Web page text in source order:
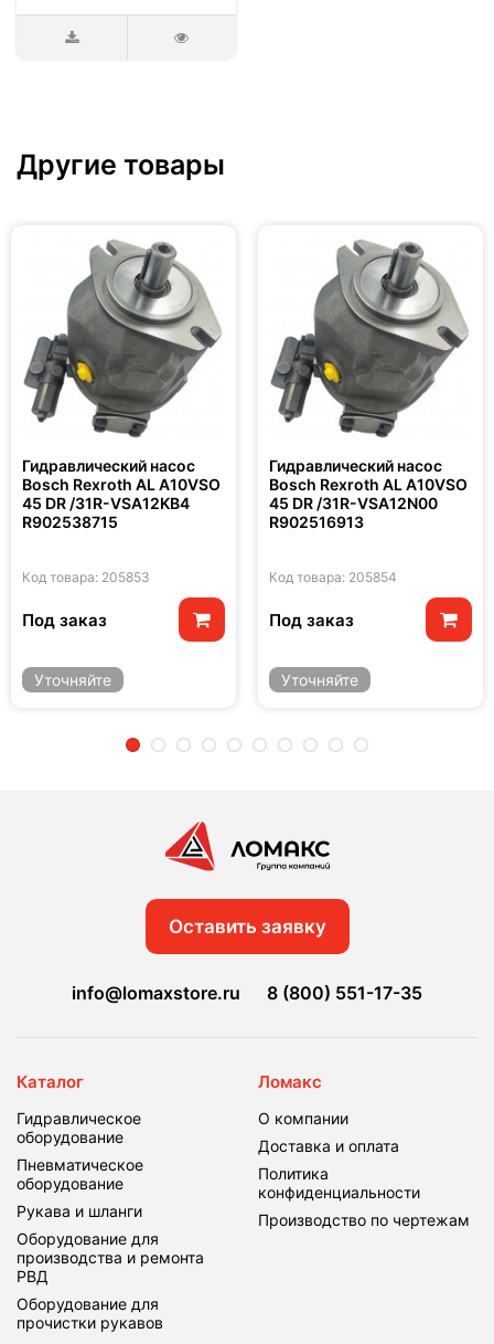
Другие товары
Гидравлический насос
Bosch Rexroth AL A10VSO
45 DR /31R-VSA12KB4
R902538715
Код товара: 205853
Под заказ
Уточняйте
Гидравлический насос
Bosch Rexroth AL A10VSO
45 DR /31R-VSA12N00
R902516913
Код товара: 205854
Под заказ
Уточняйте
Оставить заявку
info@lomaxstore.ru 8 (800) 551-17-35
Каталог
Гидравлическое
оборудование
Пневматическое
оборудование
Рукава и шланги
Оборудование для
производства и ремонта
РВД
Оборудование для
прочистки рукавов
Ломакс
О компании
Доставка и оплата
Политика
конфиденциальности
Производство по чертежам